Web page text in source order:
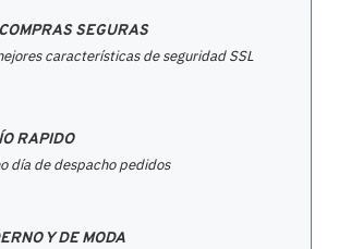
SEGURAS
características de seguridad SSL
RAPIDO
día de despacho pedidos
Y DE MODA